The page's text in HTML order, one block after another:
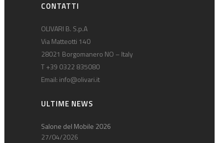
CONTATTI
OLIVARI B. S.p.A
Via Matteotti 140
28021 Borgomanero NO – Italy
T +39 0322 835080
Email: info@olivari.it
ULTIME NEWS
Salone del Mobile 2026
27/04/2026